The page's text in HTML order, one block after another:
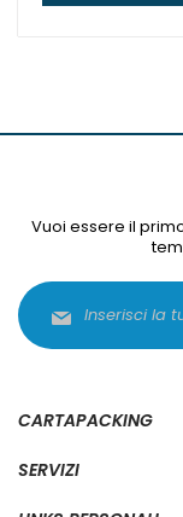
Vuoi essere il
CARTAPACKING
SERVIZI